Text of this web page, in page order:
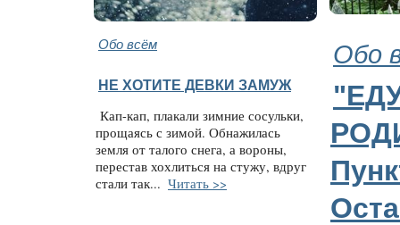
Обо всём Обо
НЕ ХОТИТЕ ДЕВКИ ЗАМУЖ
Кап-кап, плакали зимние сосульки,
прощаясь с зимой. Обнажилась
земля от талого снега, а вороны,
перестав хохлиться на стужу, вдруг
стали так... Читать >>